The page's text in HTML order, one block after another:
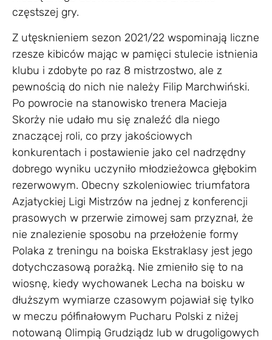
częstszej gry.
Z utęsknieniem sezon 2021/22 wspominają liczne
rzesze kibiców mając w pamięci stulecie istnienia
klubu i zdobyte po raz 8 mistrzostwo, ale z
pewnością do nich nie należy Filip Marchwiński.
Po powrocie na stanowisko trenera Macieja
Skorży nie udało mu się znaleźć dla niego
znaczącej roli, co przy jakościowych
konkurentach i postawienie jako cel nadrzędny
dobrego wyniku uczyniło młodzieżowca głębokim
rezerwowym. Obecny szkoleniowiec triumfatora
Azjatyckiej Ligi Mistrzów na jednej z konferencji
prasowych w przerwie zimowej sam przyznał, że
nie znalezienie sposobu na przełożenie formy
Polaka z treningu na boiska Ekstraklasy jest jego
dotychczasową porażką. Nie zmieniło się to na
wiosnę, kiedy wychowanek Lecha na boisku w
dłuższym wymiarze czasowym pojawiał się tylko
w meczu półfinałowym Pucharu Polski z niżej
notowaną Olimpią Grudziądz lub w drugoligowych